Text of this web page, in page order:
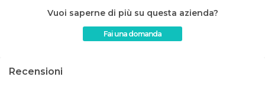
Vuoi saperne di più su questa azienda?
Fai una domanda
Recensioni